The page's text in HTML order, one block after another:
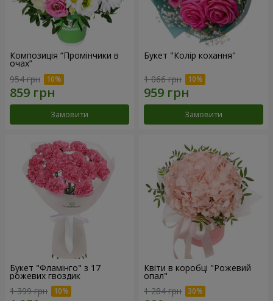
Композиція “Промінчики в
очах”
954 грн
Замовити
Букет "Колір кохання"
1 066 грн
Замовити
Букет "Фламінго" з 17
рожевих гвоздик
1 399 грн
Квіти в коробці "Рожевий
опал"
1 284 грн